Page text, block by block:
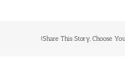
Share This Story, Choose